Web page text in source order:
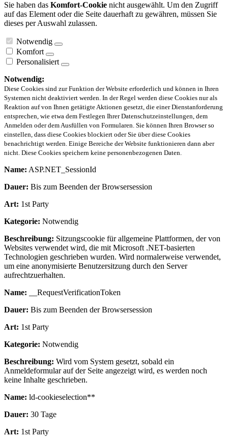
Sie haben das Komfort-Cookie nicht ausgewählt. Um den Zugriff
auf das Element oder die Seite dauerhaft zu gewähren, müssen Sie
dieses per Auswahl zulassen.
Notwendig
Komfort
Personalisiert
Notwendig:
Diese Cookies sind zur Funktion der Website erforderlich und können in Ihren
Systemen nicht deaktiviert werden. In der Regel werden diese Cookies nur als
Reaktion auf von Ihnen getätigte Aktionen gesetzt, die einer Dienstanforderung
entsprechen, wie etwa dem Festlegen Ihrer Datenschutzeinstellungen, dem
Anmelden oder dem Ausfüllen von Formularen. Sie können Ihren Browser so
einstellen, dass diese Cookies blockiert oder Sie über diese Cookies
benachrichtigt werden. Einige Bereiche der Website funktionieren dann aber
nicht. Diese Cookies speichern keine personenbezogenen Daten.
Name: ASP.NET_SessionId
Dauer: Bis zum Beenden der Browsersession
Art: 1st Party
Kategorie: Notwendig
Beschreibung: Sitzungscookie für allgemeine Plattformen, der von
Websites verwendet wird, die mit Microsoft .NET-basierten
Technologien geschrieben wurden. Wird normalerweise verwendet,
um eine anonymisierte Benutzersitzung durch den Server
aufrechtzuerhalten.
Name: __RequestVerificationToken
Dauer: Bis zum Beenden der Browsersession
Art: 1st Party
Kategorie: Notwendig
Beschreibung: Wird vom System gesetzt, sobald ein
Anmeldeformular auf der Seite angezeigt wird, es werden noch
keine Inhalte geschrieben.
Name: ld-cookieselection**
Dauer: 30 Tage
Art: 1st Party